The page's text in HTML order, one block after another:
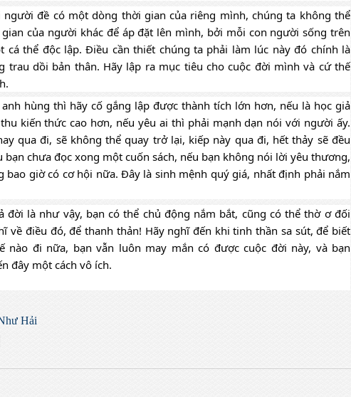
người đề có một dòng thời gian của riêng mình, chúng ta không thể
của người khác để áp đặt lên mình, bởi mỗi con người sống trên
cá thể độc lập. Điều cần thiết chúng ta phải làm lúc này đó chính là
trau dồi bản thân. Hãy lập ra mục tiêu cho cuộc đời mình và cứ thế
hùng thì hãy cố gắng lập được thành tích lớn hơn, nếu là học giả
kiến thức cao hơn, nếu yêu ai thì phải mạnh dạn nói với người ấy.
qua đi, sẽ không thể quay trở lại, kiếp này qua đi, hết thảy sẽ đều
bạn chưa đọc xong một cuốn sách, nếu bạn không nói lời yêu thương,
bao giờ có cơ hội nữa. Đây là sinh mệnh quý giá, nhất định phải nắm
đời là như vậy, bạn có thể chủ động nắm bắt, cũng có thể thờ ơ đối
về điều đó, để thanh thản! Hãy nghĩ đến khi tinh thần sa sút, để biết
nào đi nữa, bạn vẫn luôn may mắn có được cuộc đời này, và bạn
đây một cách vô ích.
Hải